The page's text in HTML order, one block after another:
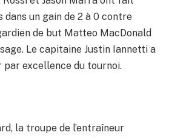
dans un gain de 2 à 0 contre
de but Matteo MacDonald
Le capitaine Justin Iannetti a
excellence du tournoi.
la troupe de l’entraîneur